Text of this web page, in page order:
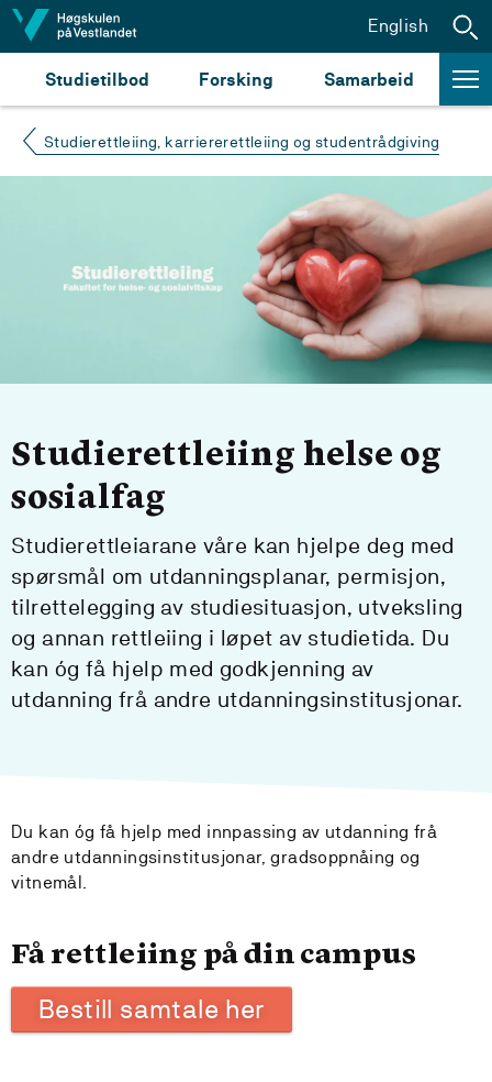
Hopp til innhald
Studietilbod Forsking Samarbeid
English
Studierettleiing, karriererettleiing og studentrådgiving
Studierettleiing helse og
sosialfag
Studierettleiarane våre kan hjelpe deg med
spørsmål om utdanningsplanar, permisjon,
tilrettelegging av studiesituasjon, utveksling
og annan rettleiing i løpet av studietida. Du
kan óg få hjelp med godkjenning av
utdanning frå andre utdanningsinstitusjonar.
Du kan óg få hjelp med innpassing av utdanning frå
andre utdanningsinstitusjonar, gradsoppnåing og
vitnemål.
Få rettleiing på din campus
Bestill samtale her